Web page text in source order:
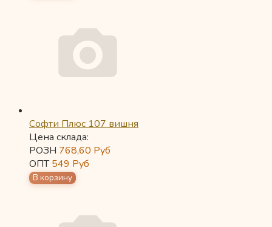
Софти Плюс 107 вишня
Цена склада:
РОЗН 768,60 Руб
ОПТ549 Руб